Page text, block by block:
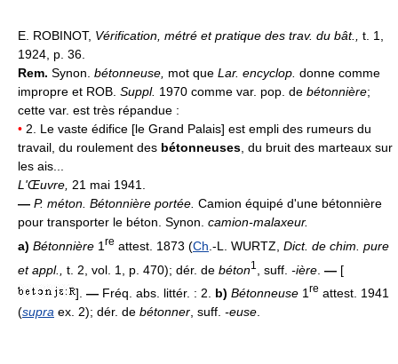
E. ROBINOT, Vérification, métré et pratique des trav. du bât., t. 1,
1924, p. 36.
Rem. Synon. bétonneuse, mot que Lar. encyclop. donne comme
impropre et ROB. Suppl. 1970 comme var. pop. de bétonnière;
cette var. est très répandue :
• 2. Le vaste édifice [le Grand Palais] est empli des rumeurs du
travail, du roulement des bétonneuses , du bruit des marteaux sur
les ais...
L'Œuvre, 21 mai 1941.
— P. méton. Bétonnière portée. Camion équipé d'une bétonnière
pour transporter le béton. Synon. camion-malaxeur.
a) Bétonnière 1 re attest. 1873 (Ch .-L. WURTZ, Dict. de chim. pure
et appl.,
t. 2, vol. 1, p. 470); dér. de béton1 , suff. -ière — [
]. — Fréq. abs. littér. : 2. b) Bétonneuse 1 re attest. 1941
(supra ex. 2); dér. de bétonner , suff. -euse